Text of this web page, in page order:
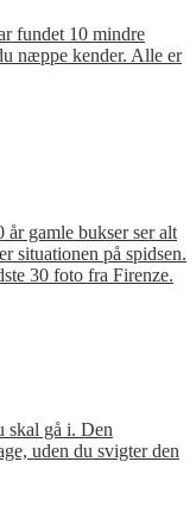
fundet 10 mindre
næppe kender. Alle er
gamle bukser ser alt
situationen på spidsen.
30 foto fra Firenze.
skal gå i. Den
uden du svigter den